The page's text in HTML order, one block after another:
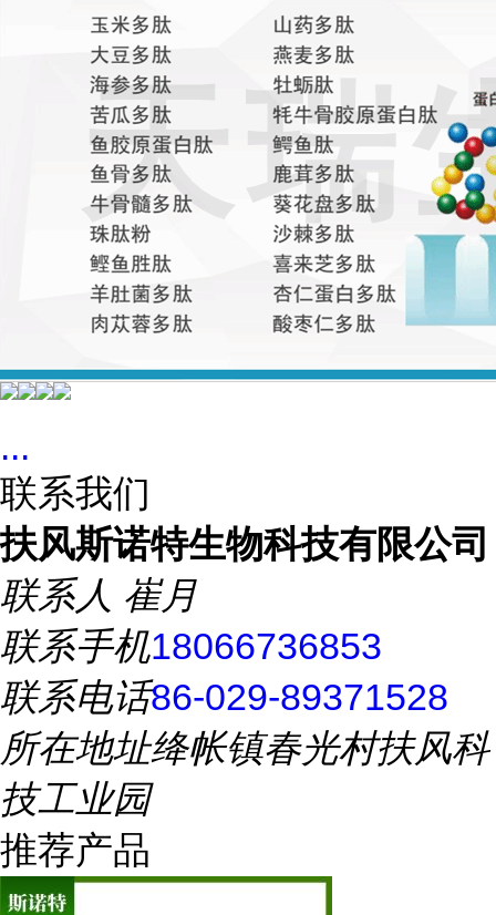
...
联系我们
扶风斯诺特生物科技有限公司
联系人 崔月
联系手机18066736853
联系电话86-029-89371528
所在地址绛帐镇春光村扶风科
技工业园
推荐产品